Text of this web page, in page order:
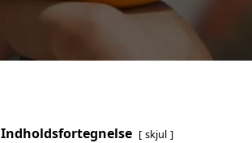
Indholdsfortegnelse skjul